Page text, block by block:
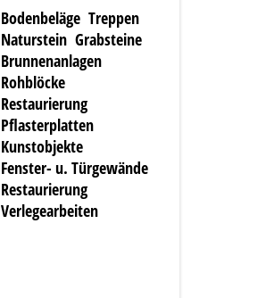
Bodenbeläge Treppen
Naturstein Grabsteine
Brunnenanlagen
Rohblöcke
Restaurierung
Pflasterplatten
Kunstobjekte
Fenster- u. Türgewände
Restaurierung
Verlegearbeiten